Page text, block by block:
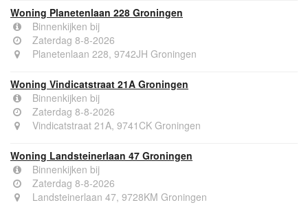
Woning Planetenlaan 228 Groningen
Binnenkijken bij
Zaterdag 8-8-2026
Planetenlaan 228, 9742JH Groningen
Woning Vindicatstraat 21A Groningen
Binnenkijken bij
Zaterdag 8-8-2026
Vindicatstraat 21A, 9741CK Groningen
Woning Landsteinerlaan 47 Groningen
Binnenkijken bij
Zaterdag 8-8-2026
Landsteinerlaan 47, 9728KM Groningen